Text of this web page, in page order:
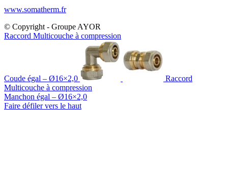
www.somatherm.fr
© Copyright - Groupe AYOR
Raccord Multicouche à compression
Coude égal – Ø16×2,0
Raccord
Multicouche à compression
Manchon égal – Ø16×2,0
Faire défiler vers le haut